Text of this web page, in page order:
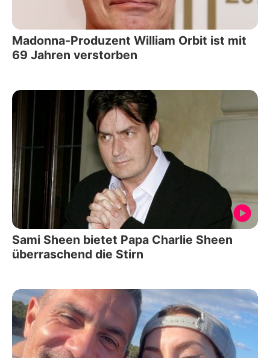
Madonna-Produzent William Orbit ist mit
69 Jahren verstorben
Sami Sheen bietet Papa Charlie Sheen
überraschend die Stirn